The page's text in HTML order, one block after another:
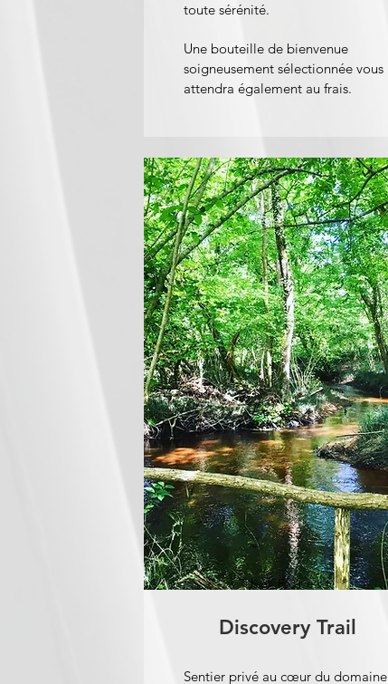
toute sérénité.
Une bouteille de bienvenue
soigneusement sélectionnée vous
attendra également au frais.
The Forest
Discovery Trail
Sentier privé au cœur du domaine